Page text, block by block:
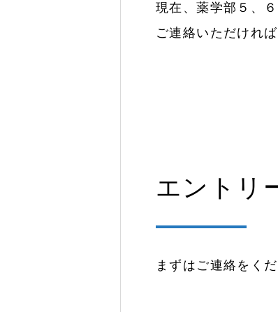
現在、薬学部５、
ご連絡いただけれ
エントリ
まずはご連絡をく